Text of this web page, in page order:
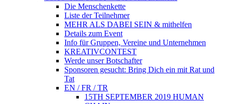
Die Menschenkette
Liste der Teilnehmer
MEHR ALS DABEI SEIN & mithelfen
Details zum Event
Info für Gruppen, Vereine und Unternehmen
KREATIVCONTEST
Werde unser Botschafter
Sponsoren gesucht: Bring Dich ein mit Rat und
Tat
EN / FR / TR
15TH SEPTEMBER 2019 HUMAN